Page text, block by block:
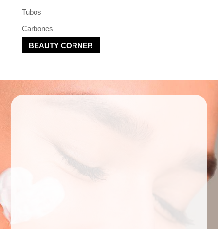
Tubos
Carbones
BEAUTY CORNER